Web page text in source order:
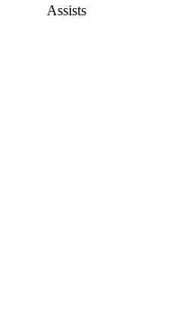
Assists